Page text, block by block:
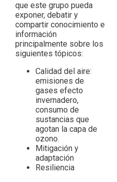
que este grupo pueda
exponer, debatir y
compartir conocimiento e
información
principalmente sobre los
siguientes tópicos:
Calidad del aire:
emisiones de
gases efecto
invernadero,
consumo de
sustancias que
agotan la capa de
ozono.
Mitigación y
adaptación
Resiliencia